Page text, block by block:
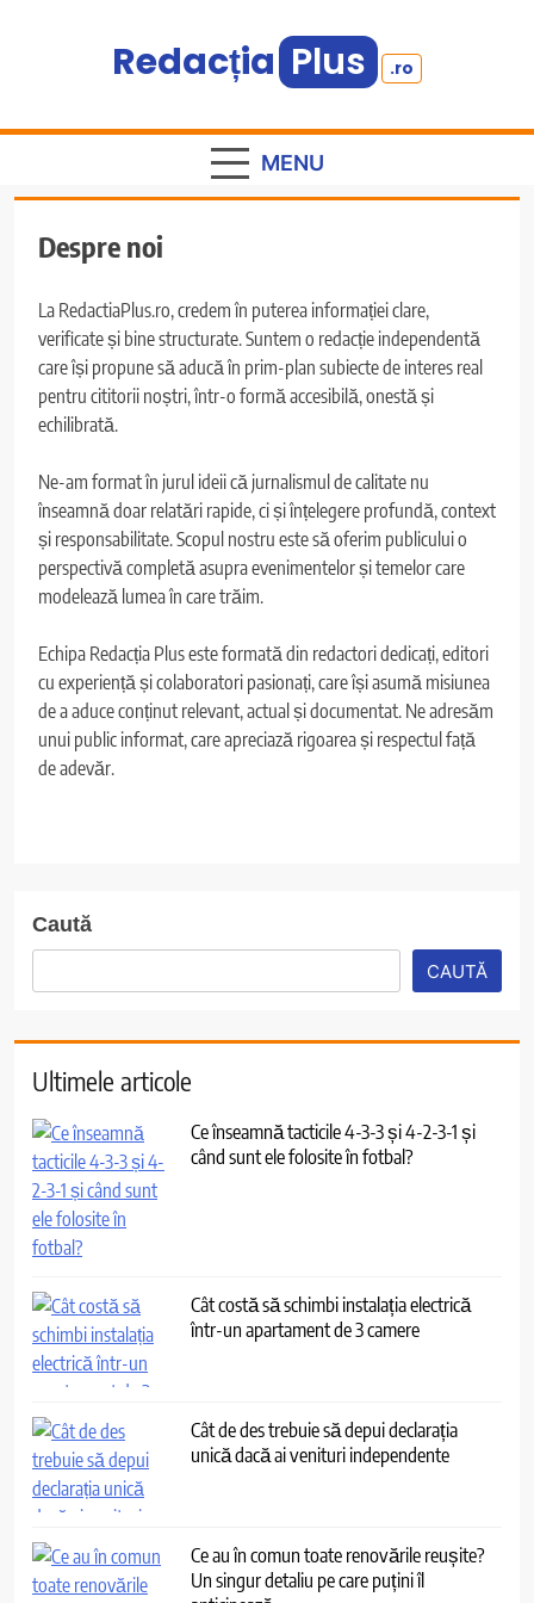
Redacția Plus .ro
MENU
Despre noi
La RedactiaPlus.ro, credem în puterea informației clare,
verificate și bine structurate. Suntem o redacție independentă
care își propune să aducă în prim-plan subiecte de interes real
pentru cititorii noștri, într-o formă accesibilă, onestă și
echilibrată.
Ne-am format în jurul ideii că jurnalismul de calitate nu
înseamnă doar relatări rapide, ci și înțelegere profundă, context
și responsabilitate. Scopul nostru este să oferim publicului o
perspectivă completă asupra evenimentelor și temelor care
modelează lumea în care trăim.
Echipa Redacția Plus este formată din redactori dedicați, editori
cu experiență și colaboratori pasionați, care își asumă misiunea
de a aduce conținut relevant, actual și documentat. Ne adresăm
unui public informat, care apreciază rigoarea și respectul față
de adevăr.
Caută
CAUTĂ
Ultimele articole
Ce înseamnă tacticile 4-3-3 și 4-2-3-1 și
când sunt ele folosite în fotbal?
Cât costă să schimbi instalația electrică
într-un apartament de 3 camere
Cât de des trebuie să depui declarația
unică dacă ai venituri independente
Ce au în comun toate renovările reușite?
Un singur detaliu pe care puțini îl